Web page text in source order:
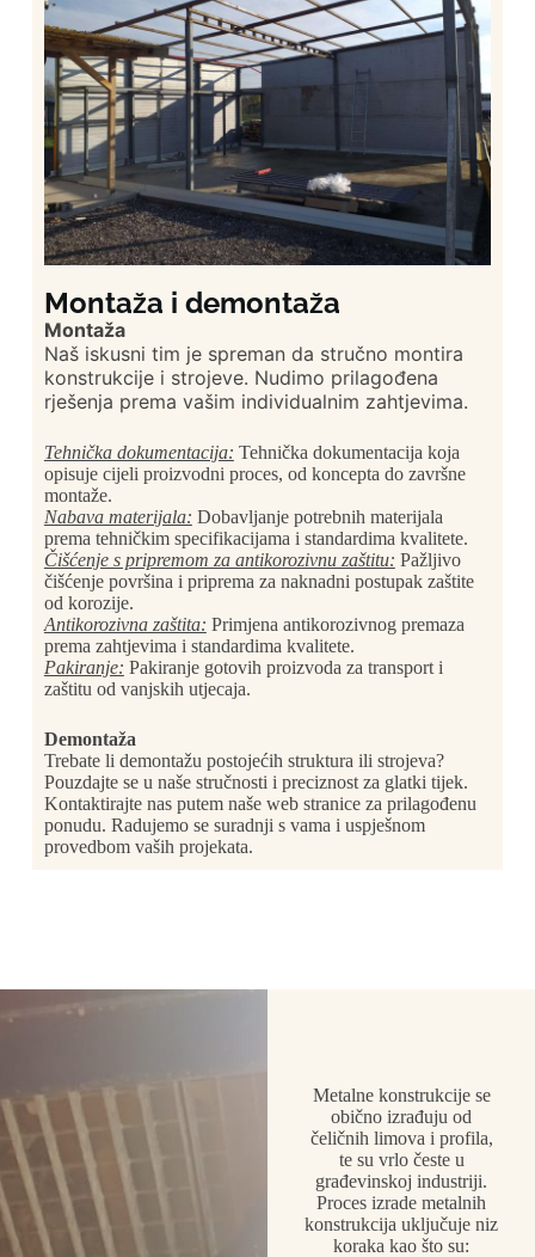
Montaža i demontaža
Montaža
Naš iskusni tim je spreman da stručno montira
konstrukcije i strojeve. Nudimo prilagođena
rješenja prema vašim individualnim zahtjevima.
Tehnička dokumentacija: Tehnička dokumentacija koja
opisuje cijeli proizvodni proces, od koncepta do završne
montaže.
Nabava materijala: Dobavljanje potrebnih materijala
prema tehničkim specifikacijama i standardima kvalitete.
Čišćenje s pripremom za antikorozivnu zaštitu: Pažljivo
čišćenje površina i priprema za naknadni postupak zaštite
od korozije.
Antikorozivna zaštita: Primjena antikorozivnog premaza
prema zahtjevima i standardima kvalitete.
Pakiranje: Pakiranje gotovih proizvoda za transport i
zaštitu od vanjskih utjecaja.
Demontaža
Trebate li demontažu postojećih struktura ili strojeva?
Pouzdajte se u naše stručnosti i preciznost za glatki tijek.
Kontaktirajte nas putem naše web stranice za prilagođenu
ponudu. Radujemo se suradnji s vama i uspješnom
provedbom vaših projekata.
Metalne konstrukcije se
obično izrađuju od
čeličnih limova i profila,
te su vrlo česte u
građevinskoj industriji.
Proces izrade metalnih
konstrukcija uključuje niz
koraka kao što su: